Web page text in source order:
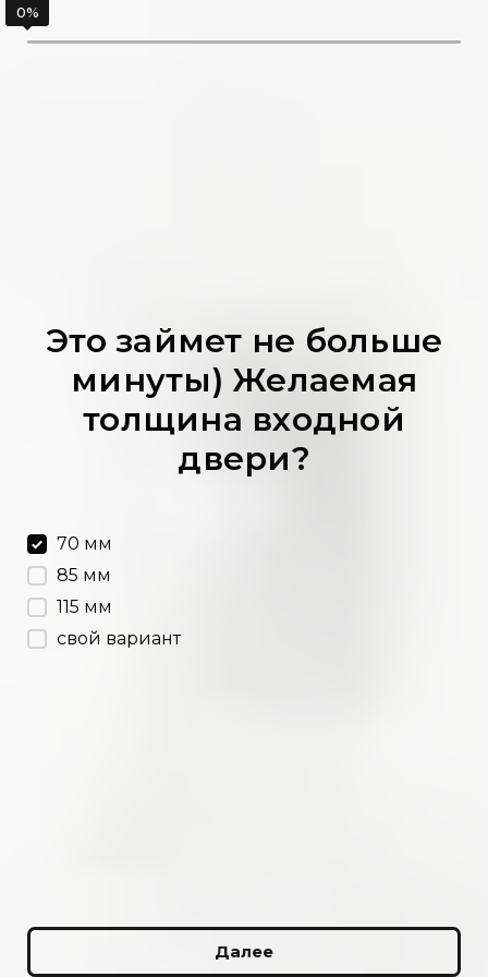
Это займет не больше
минуты) Желаемая
толщина входной
двери?
70 мм
85 мм
115 мм
свой вариант
Далее